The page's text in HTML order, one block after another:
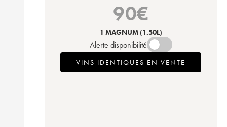
90€
1 MAGNUM (1.50L)
Alerte disponibilité
VINS IDENTIQUES EN VENTE